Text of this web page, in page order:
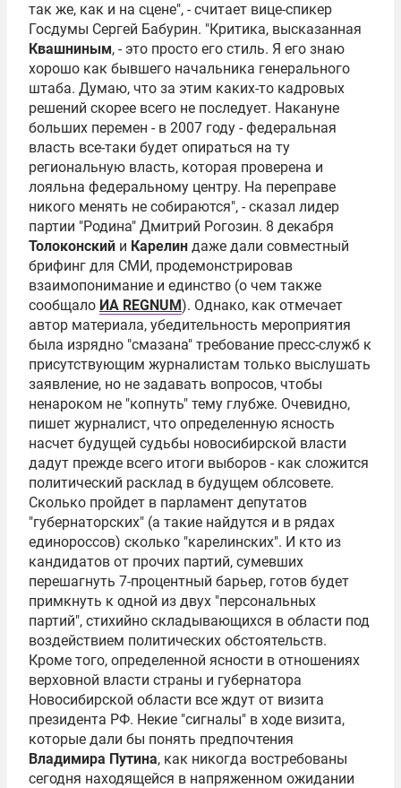
так же, как и на сцене", - считает вице-спикер
Госдумы Сергей Бабурин. "Критика, высказанная
Квашниным, - это просто его стиль. Я его знаю
хорошо как бывшего начальника генерального
штаба. Думаю, что за этим каких-то кадровых
решений скорее всего не последует. Накануне
больших перемен - в 2007 году - федеральная
власть все-таки будет опираться на ту
региональную власть, которая проверена и
лояльна федеральному центру. На переправе
никого менять не собираются", - сказал лидер
партии "Родина" Дмитрий Рогозин. 8 декабря
Толоконский и Карелин даже дали совместный
брифинг для СМИ, продемонстрировав
взаимопонимание и единство (о чем также
сообщало ИА REGNUM). Однако, как отмечает
автор материала, убедительность мероприятия
была изрядно "смазана" требование пресс-служб к
присутствующим журналистам только выслушать
заявление, но не задавать вопросов, чтобы
ненароком не "копнуть" тему глубже. Очевидно,
пишет журналист, что определенную ясность
насчет будущей судьбы новосибирской власти
дадут прежде всего итоги выборов - как сложится
политический расклад в будущем облсовете.
Сколько пройдет в парламент депутатов
"губернаторских" (а такие найдутся и в рядах
единороссов) сколько "карелинских". И кто из
кандидатов от прочих партий, сумевших
перешагнуть 7-процентный барьер, готов будет
примкнуть к одной из двух "персональных
партий", стихийно складывающихся в области под
воздействием политических обстоятельств.
Кроме того, определенной ясности в отношениях
верховной власти страны и губернатора
Новосибирской области все ждут от визита
президента РФ. Некие "сигналы" в ходе визита,
которые дали бы понять предпочтения
Владимира Путина, как никогда востребованы
сегодня находящейся в напряженном ожидании